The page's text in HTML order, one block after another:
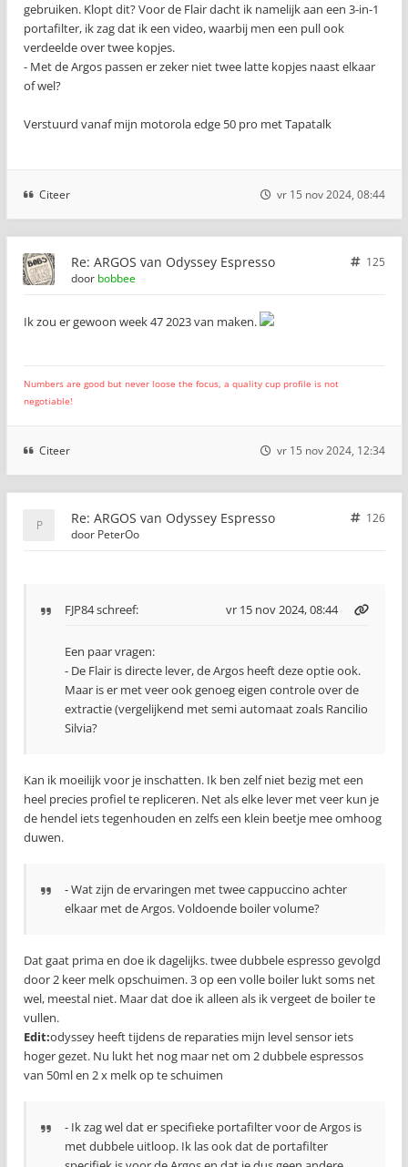
gebruiken. Klopt dit? Voor de Flair dacht ik namelijk aan een 3-in-1
portafilter, ik zag dat ik een video, waarbij men een pull ook
verdeelde over twee kopjes.
- Met de Argos passen er zeker niet twee latte kopjes naast elkaar
of wel?
Verstuurd vanaf mijn motorola edge 50 pro met Tapatalk
Citeer vr 15 nov 2024, 08:44
Re: ARGOS van Odyssey Espresso
125
door bobbee
Ik zou er gewoon week 47 2023 van maken.
Numbers are good but never loose the focus, a quality cup profile is not
negotiable!
Citeer vr 15 nov 2024, 12:34
Re: ARGOS van Odyssey Espresso
126
door PeterOo
FJP84schreef: vr 15 nov 2024, 08:44
Een paar vragen:
- De Flair is directe lever, de Argos heeft deze optie ook.
Maar is er met veer ook genoeg eigen controle over de
extractie (vergelijkend met semi automaat zoals Rancilio
Silvia?
Kan ik moeilijk voor je inschatten. Ik ben zelf niet bezig met een
heel precies profiel te repliceren. Net als elke lever met veer kun je
de hendel iets tegenhouden en zelfs een klein beetje mee omhoog
duwen.
- Wat zijn de ervaringen met twee cappuccino achter
elkaar met de Argos. Voldoende boiler volume?
Dat gaat prima en doe ik dagelijks. twee dubbele espresso gevolgd
door 2 keer melk opschuimen. 3 op een volle boiler lukt soms net
wel, meestal niet. Maar dat doe ik alleen als ik vergeet de boiler te
vullen.
Edit:odyssey heeft tijdens de reparaties mijn level sensor iets
hoger gezet. Nu lukt het nog maar net om 2 dubbele espressos
van 50ml en 2 x melk op te schuimen
- Ik zag wel dat er specifieke portafilter voor de Argos is
met dubbele uitloop. Ik las ook dat de portafilter